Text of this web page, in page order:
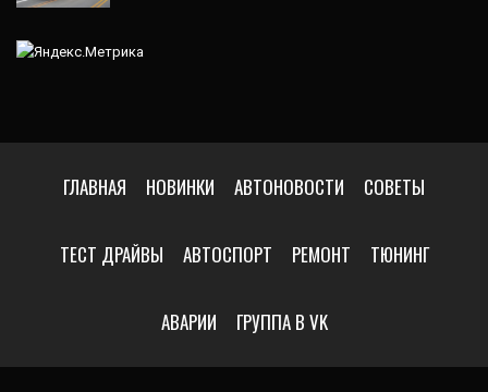
ГЛАВНАЯ НОВИНКИ АВТОНОВОСТИ СОВЕТЫ
ТЕСТ ДРАЙВЫ АВТОСПОРТ РЕМОНТ ТЮНИНГ
АВАРИИ ГРУППА В VK